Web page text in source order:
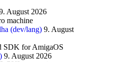
August 2026
machine
(dev/lang) 9. August
SDK for AmigaOS
9. August 2026